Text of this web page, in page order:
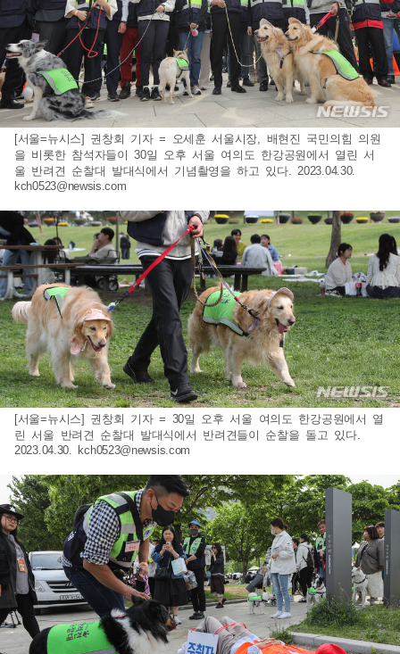
[서울=뉴시스] 권창회 기자 = 오세훈 서울시장, 배현진 국민의힘 의원
을 비롯한 참석자들이 30일 오후 서울 여의도 한강공원에서 열린 서
울 반려견 순찰대 발대식에서 기념촬영을 하고 있다. 2023.04.30.
kch0523@newsis.com
[서울=뉴시스] 권창회 기자 = 30일 오후 서울 여의도 한강공원에서 열
린 서울 반려견 순찰대 발대식에서 반려견들이 순찰을 돌고 있다.
2023.04.30.
kch0523@newsis.com